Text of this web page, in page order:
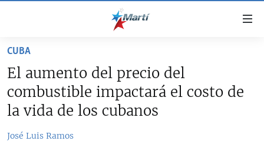
accesibilidad
contenido
principal
CUBA
ESTADOS UNIDOS
CUBA
El aumento del precio del
combustible impactará el costo de
la vida de los cubanos
José Luis Ramos